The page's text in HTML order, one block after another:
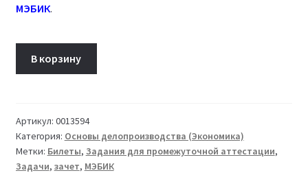
МЭБИК.
Основы
делопроизводства
(экономика)
В корзину
Артикул: 0013594
Категория: Основы делопроизводства (Экономика)
Метки: Билеты, Задания для промежуточной аттестации,
Задачи, зачет, МЭБИК